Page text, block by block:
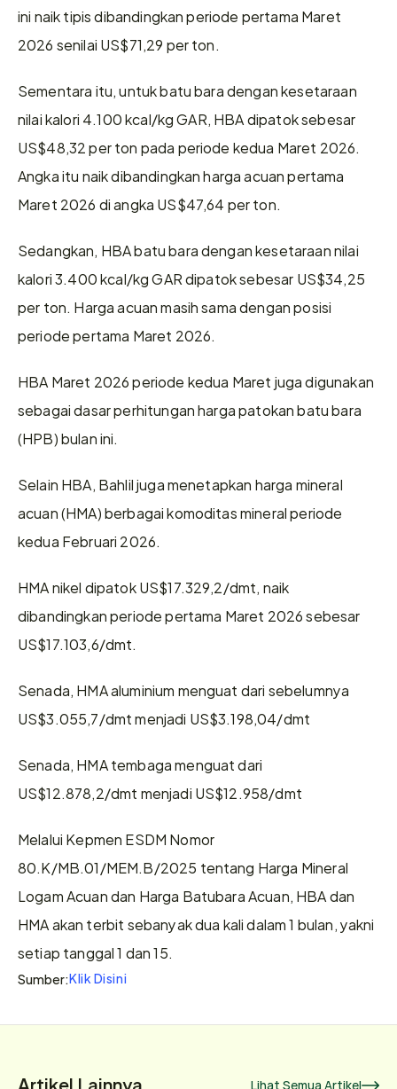
ini naik tipis dibandingkan periode pertama Maret
2026 senilai US$71,29 per ton.
Sementara itu, untuk batu bara dengan kesetaraan
nilai kalori 4.100 kcal/kg GAR, HBA dipatok sebesar
US$48,32 per ton pada periode kedua Maret 2026.
Angka itu naik dibandingkan harga acuan pertama
Maret 2026 di angka US$47,64 per ton.
Sedangkan, HBA batu bara dengan kesetaraan nilai
kalori 3.400 kcal/kg GAR dipatok sebesar US$34,25
per ton. Harga acuan masih sama dengan posisi
periode pertama Maret 2026.
HBA Maret 2026 periode kedua Maret juga digunakan
sebagai dasar perhitungan harga patokan batu bara
(HPB) bulan ini.
Selain HBA, Bahlil juga menetapkan harga mineral
acuan (HMA) berbagai komoditas mineral periode
kedua Februari 2026.
HMA nikel dipatok US$17.329,2/dmt, naik
dibandingkan periode pertama Maret 2026 sebesar
US$17.103,6/dmt.
Senada, HMA aluminium menguat dari sebelumnya
US$3.055,7/dmt menjadi US$3.198,04/dmt
Senada, HMA tembaga menguat dari
US$12.878,2/dmt menjadi US$12.958/dmt
Melalui Kepmen ESDM Nomor
80.K/MB.01/MEM.B/2025 tentang Harga Mineral
Logam Acuan dan Harga Batubara Acuan, HBA dan
HMA akan terbit sebanyak dua kali dalam 1 bulan, yakni
setiap tanggal 1 dan 15.
Sumber:Klik Disini
Lihat Semua Artikel